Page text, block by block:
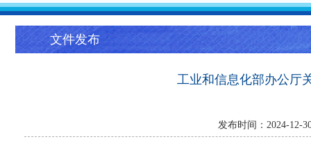
文件发布
工业和信息化部办公厅
发布时间：2024-